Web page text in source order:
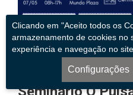
Seminário O
Clicando em "Aceito todos os
armazenamento de cookies no
experiência e navegação no site.
Configurações